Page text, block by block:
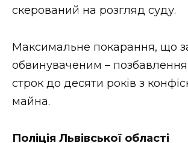
скерований на розгляд суду.
Максимальне покарання, що
обвинуваченим – позбавлення
строк до десяти років з
майна.
Поліція Львівської області